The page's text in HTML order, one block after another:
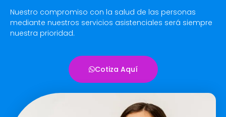
Nuestro compromiso con la salud de las personas
mediante nuestros servicios asistenciales será siempre
nuestra prioridad.
Cotiza Aquí